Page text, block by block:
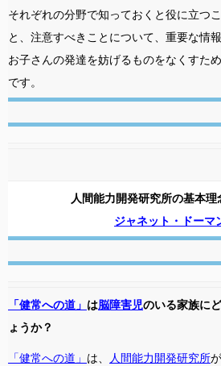
それぞれの分野で知っておくと役に立つ
と、注意すべきことについて、重要な情
お子さんの発達を妨げるものをなくすた
です。
人間能力開発研究所の基本
ジャネット・ドーマ
「健常への道」 は脳障害児のいる家族に
ょうか？
「健常への道」 は、 人間能力開発研究所